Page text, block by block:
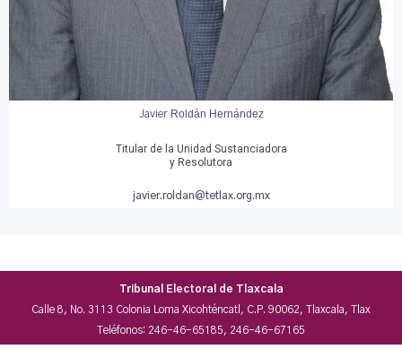
Javier Roldán Hernández
Titular de la Unidad Sustanciadora
y Resolutora
javier.roldan@tetlax.org.mx
Tribunal Electoral de Tlaxcala
Calle 8, No. 3113 Colonia Loma Xicohténcatl, C.P. 90062, Tlaxcala, Tlax
Teléfonos: 246-46-65185, 246-46-67165